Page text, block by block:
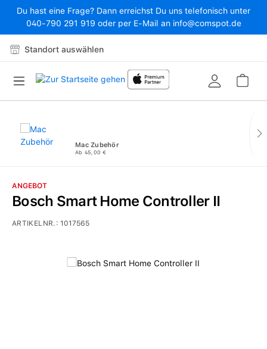
Zum Hauptinhalt springen
Du hast eine Frage? Dann erreichst Du uns telefonisch unter
040-790 291 919 oder per E-Mail an info@comspot.de
Standort auswählen
Mac Zubehör
Ab 45,00 €
Bildergalerie überspringen
ANGEBOT
Bosch Smart Home Controller II
ARTIKELNR.:1017565